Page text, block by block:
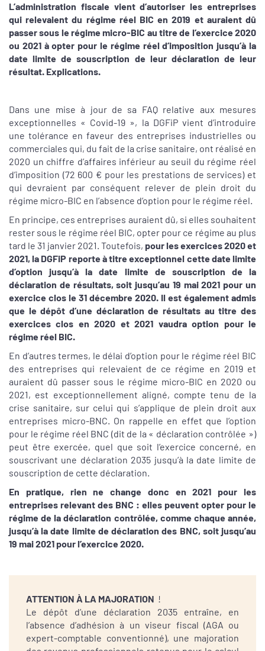
L’administration fiscale vient d’autoriser les entreprises
qui relevaient du régime réel BIC en 2019 et auraient dû
passer sous le régime micro-BIC au titre de l’exercice 2020
ou 2021 à opter pour le régime réel d’imposition jusqu’à la
date limite de souscription de leur déclaration de leur
résultat. Explications.
Dans une mise à jour de sa FAQ relative aux mesures
exceptionnelles « Covid-19 », la DGFiP vient d’introduire
une tolérance en faveur des entreprises industrielles ou
commerciales qui, du fait de la crise sanitaire, ont réalisé en
2020 un chiffre d’affaires inférieur au seuil du régime réel
d’imposition (72 600 € pour les prestations de services) et
qui devraient par conséquent relever de plein droit du
régime micro-BIC en l’absence d’option pour le régime réel.
En principe, ces entreprises auraient dû, si elles souhaitent
rester sous le régime réel BIC, opter pour ce régime au plus
tard le 31 janvier 2021. Toutefois, pour les exercices 2020 et
2021, la DGFiP reporte à titre exceptionnel cette date limite
d’option jusqu’à la date limite de souscription de la
déclaration de résultats, soit jusqu’au 19 mai 2021 pour un
exercice clos le 31 décembre 2020. Il est également admis
que le dépôt d’une déclaration de résultats au titre des
exercices clos en 2020 et 2021 vaudra option pour le
régime réel BIC.
En d’autres termes, le délai d’option pour le régime réel BIC
des entreprises qui relevaient de ce régime en 2019 et
auraient dû passer sous le régime micro-BIC en 2020 ou
2021, est exceptionnellement aligné, compte tenu de la
crise sanitaire, sur celui qui s’applique de plein droit aux
entreprises micro-BNC. On rappelle en effet que l’option
pour le régime réel BNC (dit de la « déclaration contrôlée »)
peut être exercée, quel que soit l’exercice concerné, en
souscrivant une déclaration 2035 jusqu’à la date limite de
souscription de cette déclaration.
En pratique, rien ne change donc en 2021 pour les
entreprises relevant des BNC : elles peuvent opter pour le
régime de la déclaration contrôlée, comme chaque année,
jusqu’à la date limite de déclaration des BNC, soit jusqu’au
19 mai 2021 pour l’exercice 2020.
ATTENTION À LA MAJORATION !
Le dépôt d’une déclaration 2035 entraîne, en
l’absence d’adhésion à un viseur fiscal (AGA ou
expert-comptable conventionné), une majoration